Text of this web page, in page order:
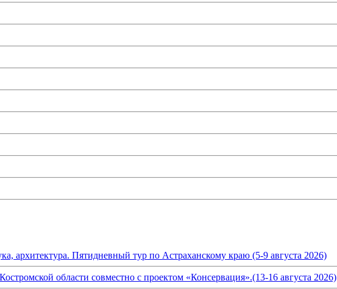
архитектура. Пятидневный тур по Астраханскому краю (5-9 августа 2026)
области совместно с проектом «Консервация».(13-16 августа 2026)